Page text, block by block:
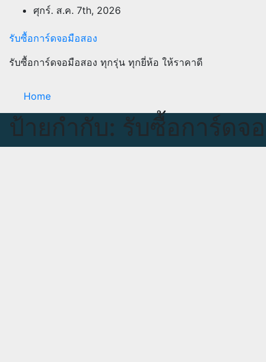
content
ศุกร์. ส.ค. 7th, 2026
รับซื้อการ์ดจอมือสอง
รับซื้อการ์ดจอมือสอง ทุกรุ่น ทุกยี่ห้อ ให้ราคาดี
Home
ป้ายกำกับ: รับซื้อการ์ดจ